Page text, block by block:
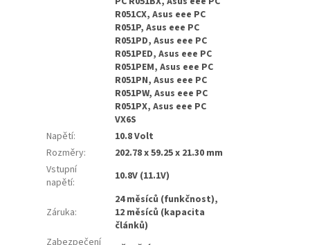
R051CX, Asus eee PC
R051P, Asus eee PC
R051PD, Asus eee PC
R051PED, Asus eee PC
R051PEM, Asus eee PC
R051PN, Asus eee PC
R051PW, Asus eee PC
R051PX, Asus eee PC
VX6S
Napětí:
10.8 Volt
Rozměry:
202.78 x 59.25 x 21.30 mm
Vstupní
napětí: 10.8V (11.1V)
Záruka:
24 měsíců (funkčnost),
12 měsíců (kapacita
článků)
Zabezpečení